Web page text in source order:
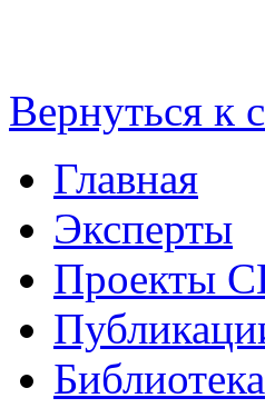
Вернуться к
Главная
Эксперты
Проекты
Библиотека